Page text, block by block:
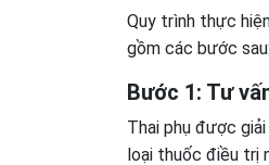
Quy trình thực
gồm các bước sau:
Bước 1: Tư
Thai phụ được
loại thuốc điều trị